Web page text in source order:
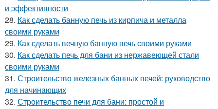
и эффективности
28. Как сделать банную печь из кирпича и металла
своими руками
29. Как сделать вечную банную печь своими руками
30. Как сделать печь для бани из нержавеющей стали
своими руками
31. Строительство железных банных печей: руководство
для начинающих
32. Строительство печи для бани: простой и